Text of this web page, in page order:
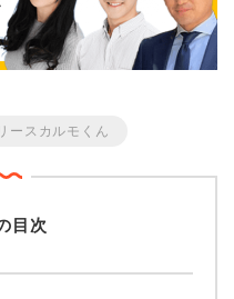
ースカルモくん
目次